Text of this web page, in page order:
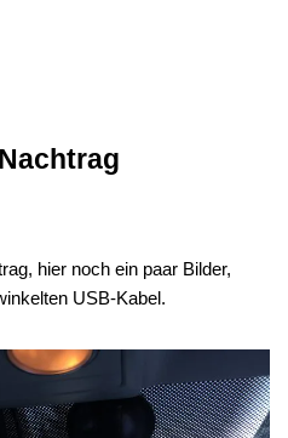
hier noch ein paar Bilder,
USB-Kabel.